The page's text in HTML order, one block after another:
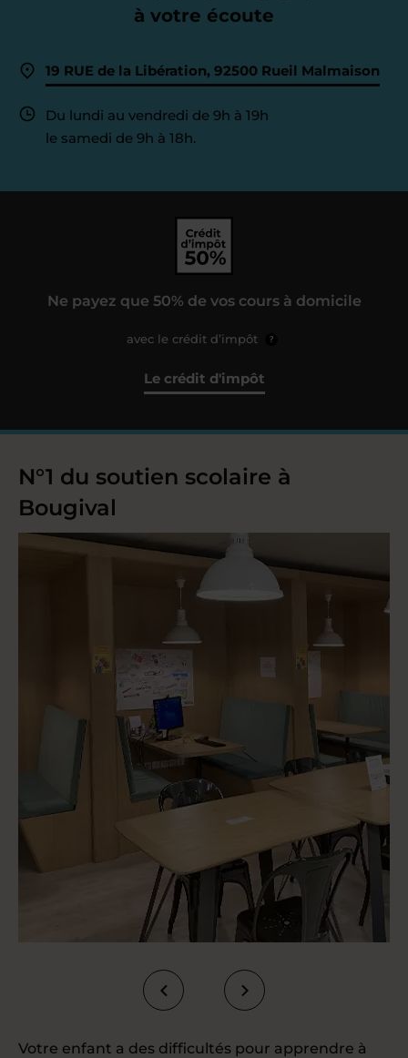
à votre écoute
19 RUE de la Libération, 92500 Rueil Malmaison
Du lundi au vendredi de 9h à 19h
le samedi de 9h à 18h.
Ne payez que 50% de vos cours à domicile
avec le crédit d’impôt ?
Le crédit d'impôt
N°1 du soutien scolaire à
Bougival
Votre enfant a des difficultés pour apprendre à